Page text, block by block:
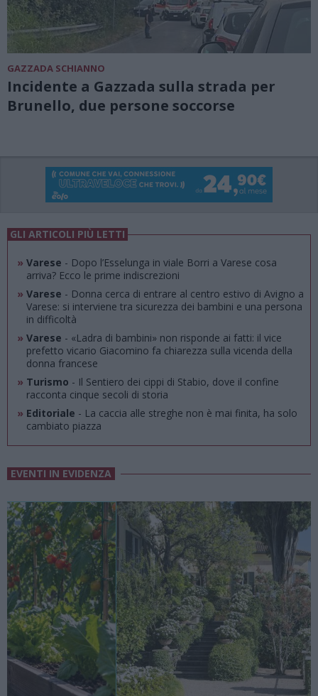
GAZZADA SCHIANNO
Incidente a Gazzada sulla strada per
Brunello, due persone soccorse
GLI ARTICOLI PIÙ LETTI
» Varese - Dopo l’Esselunga in viale Borri a Varese cosa
arriva? Ecco le prime indiscrezioni
» Varese - Donna cerca di entrare al centro estivo di Avigno a
Varese: si interviene tra sicurezza dei bambini e una persona
in difficoltà
» Varese - «Ladra di bambini» non risponde ai fatti: il vice
prefetto vicario Giacomino fa chiarezza sulla vicenda della
donna francese
» Turismo - Il Sentiero dei cippi di Stabio, dove il confine
racconta cinque secoli di storia
» Editoriale - La caccia alle streghe non è mai finita, ha solo
cambiato piazza
EVENTI IN EVIDENZA